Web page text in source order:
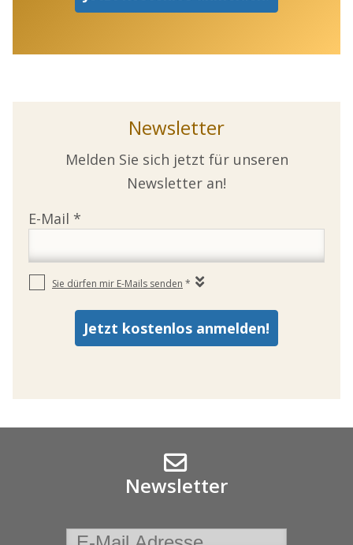
Newsletter
Melden Sie sich jetzt für unseren
Newsletter an!
Newsletter